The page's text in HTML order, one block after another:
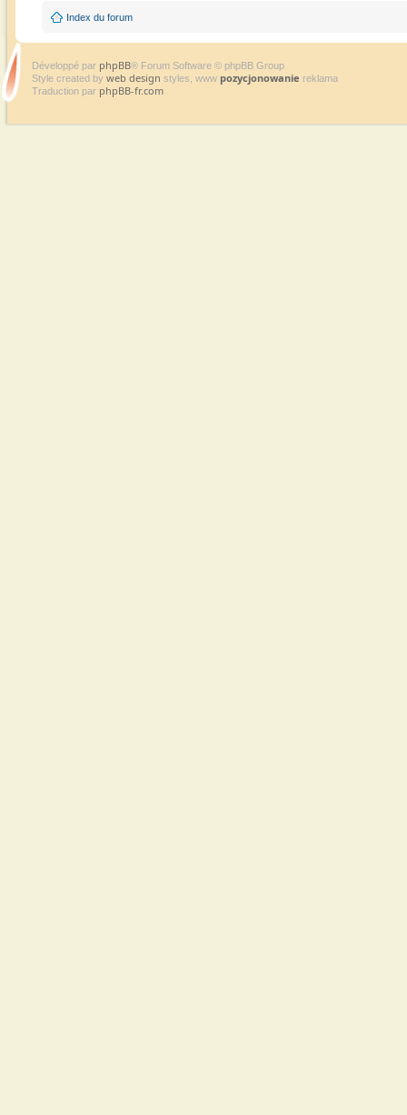
Index du forum
Développé par phpBB® Forum Software © phpBB Group
Style created by web design styles, www pozycjonowanie reklama
Traduction par phpBB-fr.com